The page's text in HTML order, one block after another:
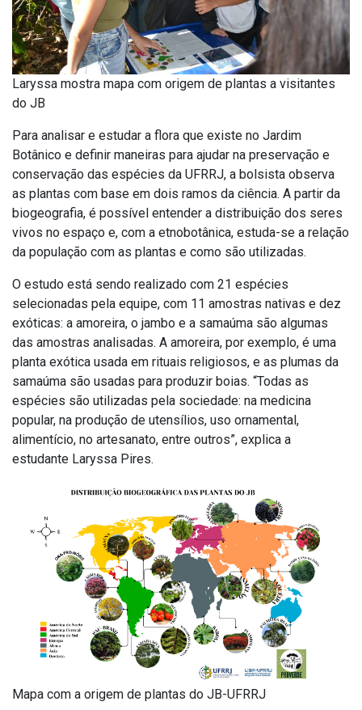
Laryssa mostra mapa com origem de plantas a visitantes
do JB
Para analisar e estudar a flora que existe no Jardim
Botânico e definir maneiras para ajudar na preservação e
conservação das espécies da UFRRJ, a bolsista observa
as plantas com base em dois ramos da ciência. A partir da
biogeografia, é possível entender a distribuição dos seres
vivos no espaço e, com a etnobotânica, estuda-se a relação
da população com as plantas e como são utilizadas.
O estudo está sendo realizado com 21 espécies
selecionadas pela equipe, com 11 amostras nativas e dez
exóticas: a amoreira, o jambo e a samaúma são algumas
das amostras analisadas. A amoreira, por exemplo, é uma
planta exótica usada em rituais religiosos, e as plumas da
samaúma são usadas para produzir boias. “Todas as
espécies são utilizadas pela sociedade: na medicina
popular, na produção de utensílios, uso ornamental,
alimentício, no artesanato, entre outros”, explica a
estudante Laryssa Pires.
Mapa com a origem de plantas do JB-UFRRJ